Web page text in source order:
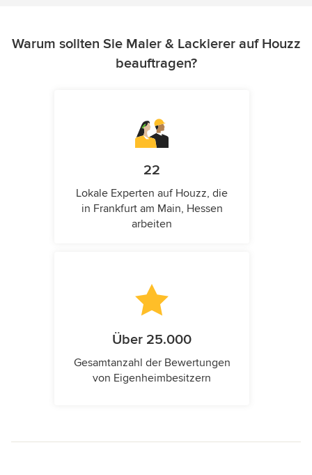
Warum sollten Sie Maler & Lackierer auf Houzz
beauftragen?
22
Lokale Experten auf Houzz, die
in Frankfurt am Main, Hessen
arbeiten
Über 25.000
Gesamtanzahl der Bewertungen
von Eigenheimbesitzern